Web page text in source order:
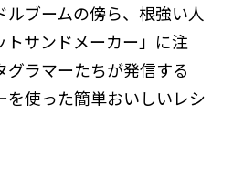
ブームの傍ら、根強い人
トサンドメーカー」に注
ラマーたちが発信する
を使った簡単おいしいレシ